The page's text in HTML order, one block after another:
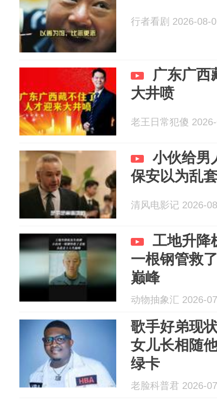
行者看剧 2026-08-
广东广西
大井喷
老王日常犯傻
小伙给男
保安以为乱
清风电影记 2026-
工地升降
一根钢管救
巅峰
动物抽象汇 2026-
歌手好弟现
女儿长相随
绿卡
老脸科普君 2026-